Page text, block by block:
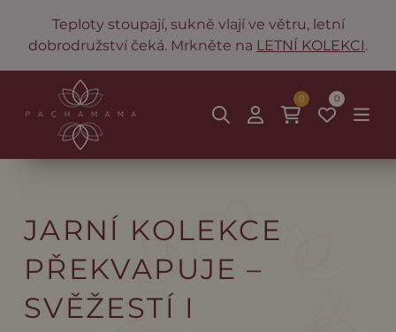
Teploty stoupají, sukně vlají ve větru, letní
dobrodružství čeká. Mrkněte na LETNÍ KOLEKCI.
0
0
JARNÍ KOLEKCE
PŘEKVAPUJE –
SVĚŽESTÍ I